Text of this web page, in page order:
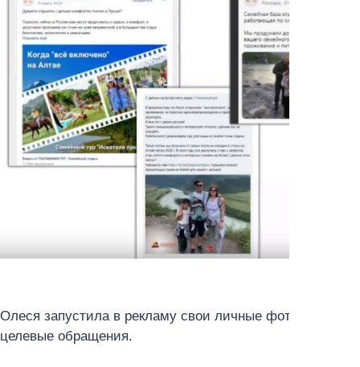
Олеся запустила в рекламу свои личные фото с
целевые обращения.